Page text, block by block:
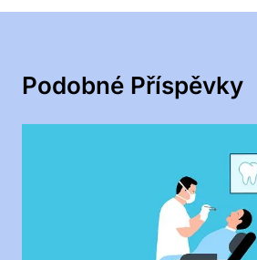
Podobné Příspěvky